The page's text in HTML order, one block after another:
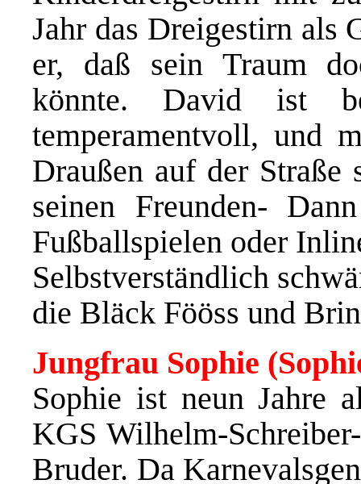
Jahr das Dreigestirn als
er, daß sein Traum
könnte. David ist
temperamentvoll, und
Draußen auf der
seinen Freunden-
Fußballspielen oder
Selbstverständlich
die Bläck Fööss und
Jungfrau Sophie
Sophie ist neun Jahre
KGS Wilhelm-
Bruder. Da